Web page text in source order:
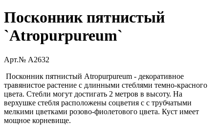
Посконник пятнистый
`Atropurpureum`
Арт.№ A2632
Посконник пятнистый Atropurpureum - декоративное
травянистое растение с длинными стеблями темно-красного
цвета. Стебли могут достигать 2 метров в высоту. На
верхушке стебля расположены соцветия с с трубчатыми
мелкими цветками розово-фиолетового цвета. Куст имеет
мощное корневище.